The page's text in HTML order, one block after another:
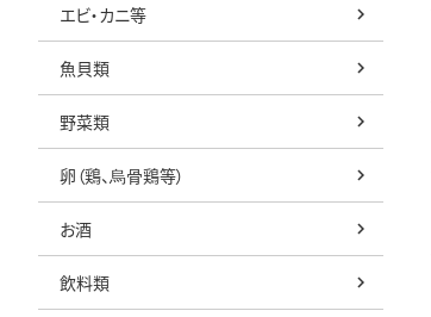
エビ・カニ等
魚貝類
野菜類
卵（鶏、烏骨鶏等）
お酒
飲料類